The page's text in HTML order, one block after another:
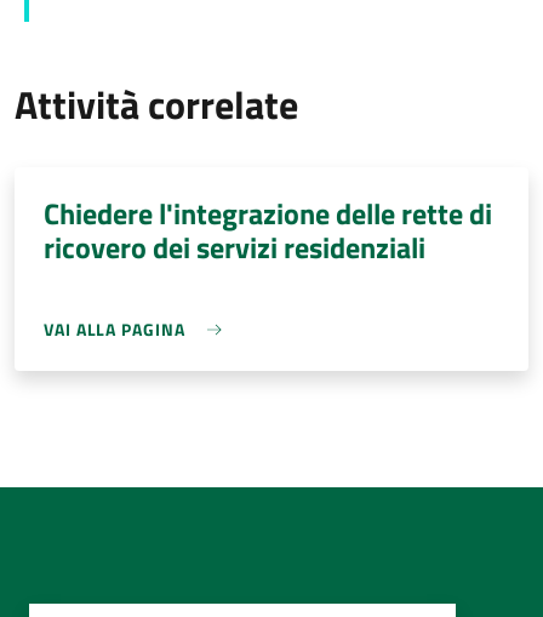
Attività correlate
Chiedere l'integrazione delle rette di
ricovero dei servizi residenziali
VAI ALLA PAGINA